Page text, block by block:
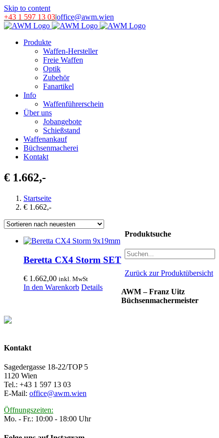
Skip to content
+43 1 597 13 03|office@awm.wien
Produkte
Waffen-Hersteller
Freie Waffen
Optik
Zubehör
Fanartikel
Info
Waffenführerschein
Über uns
Jobangebote
Schießstand
Waffenankauf
Büchsenmacherei
Kontakt
€ 1.662,-
Startseite
€ 1.662,-
Beretta CX4 Storm SET
€ 1.662,00 inkl. MwSt
In den Warenkorb Details
Produktsuche
Zurück zur Produktübersicht
AWM – Franz Uitz
Büchsenmachermeister
Kontakt
Sagedergasse 18-22/TOP 5
1120 Wien
Tel.: +43 1 597 13 03
E-Mail: office@awm.wien
Öffnungszeiten:
Mo. - Fr.: 10:00 - 18:00 Uhr